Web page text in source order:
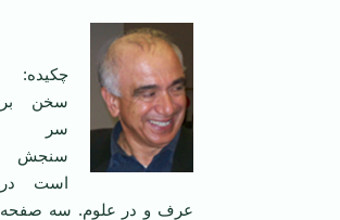
چکیده:
سخن بر
سر
سنجش
است در
عرف و در علوم. سه صفحه